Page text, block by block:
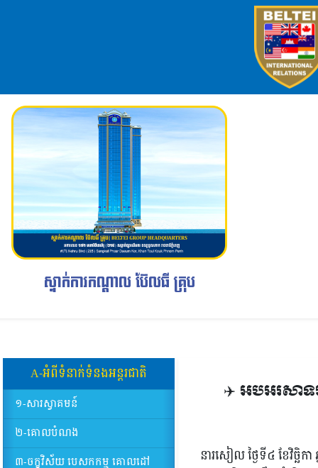
ស្នាក់ការកណ្តាល ប៊ែលធី គ្រុប
A-អំពីទំនាក់ទំនងអន្តរជាតិ
១-សារស្វាគមន៍
២-គោលបំណង
៣-ចក្ខុវិស័យ បេសកកម្ម គោលដៅ
✈️ អបអរសាទ
នារសៀល ថ្ងៃទី៤ ខែវិច្ឆិ